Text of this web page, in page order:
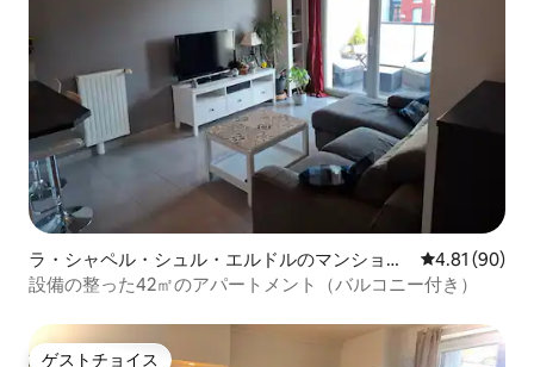
ラ・シャペル・シュル・エルドルのマンショ
ン・アパート
レビュー90
4.81 (90)
設備の整った42㎡のアパートメント（バルコニー付き）
ゲストチョイス